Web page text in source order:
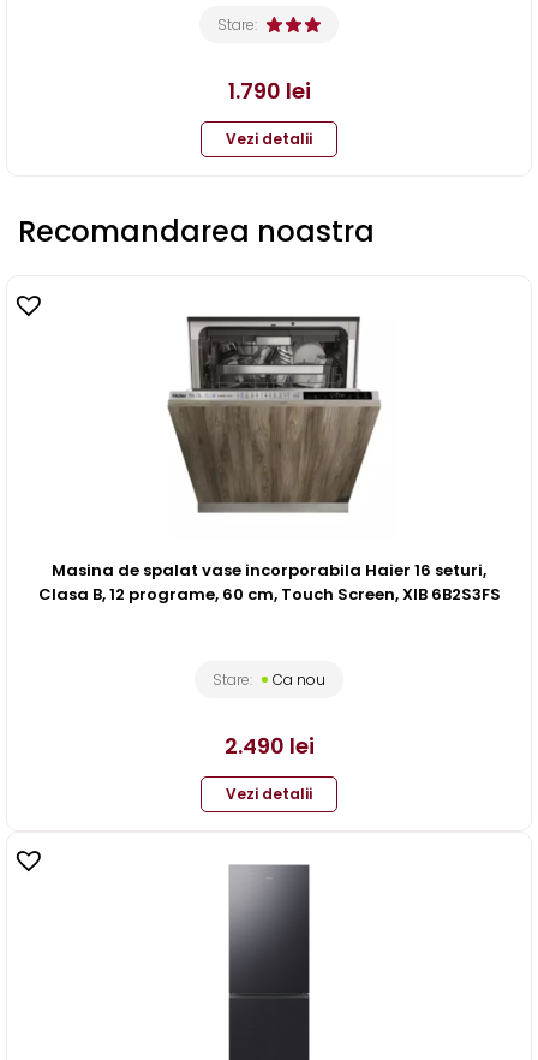
Stare:
1.790 lei
Vezi detalii
Recomandarea noastra
Masina de spalat vase incorporabila Haier 16 seturi,
Clasa B, 12 programe, 60 cm, Touch Screen, XIB 6B2S3FS
Stare: Ca nou
2.490 lei
Vezi detalii